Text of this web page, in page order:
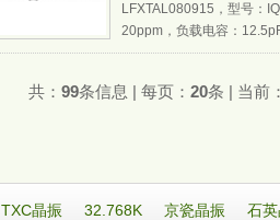
LFXTAL080915，型号：
20ppm，负载电容：
共： 99条信息 | 每页： 20条 | 当前
TXC晶振 32.768K 京瓷晶振 石